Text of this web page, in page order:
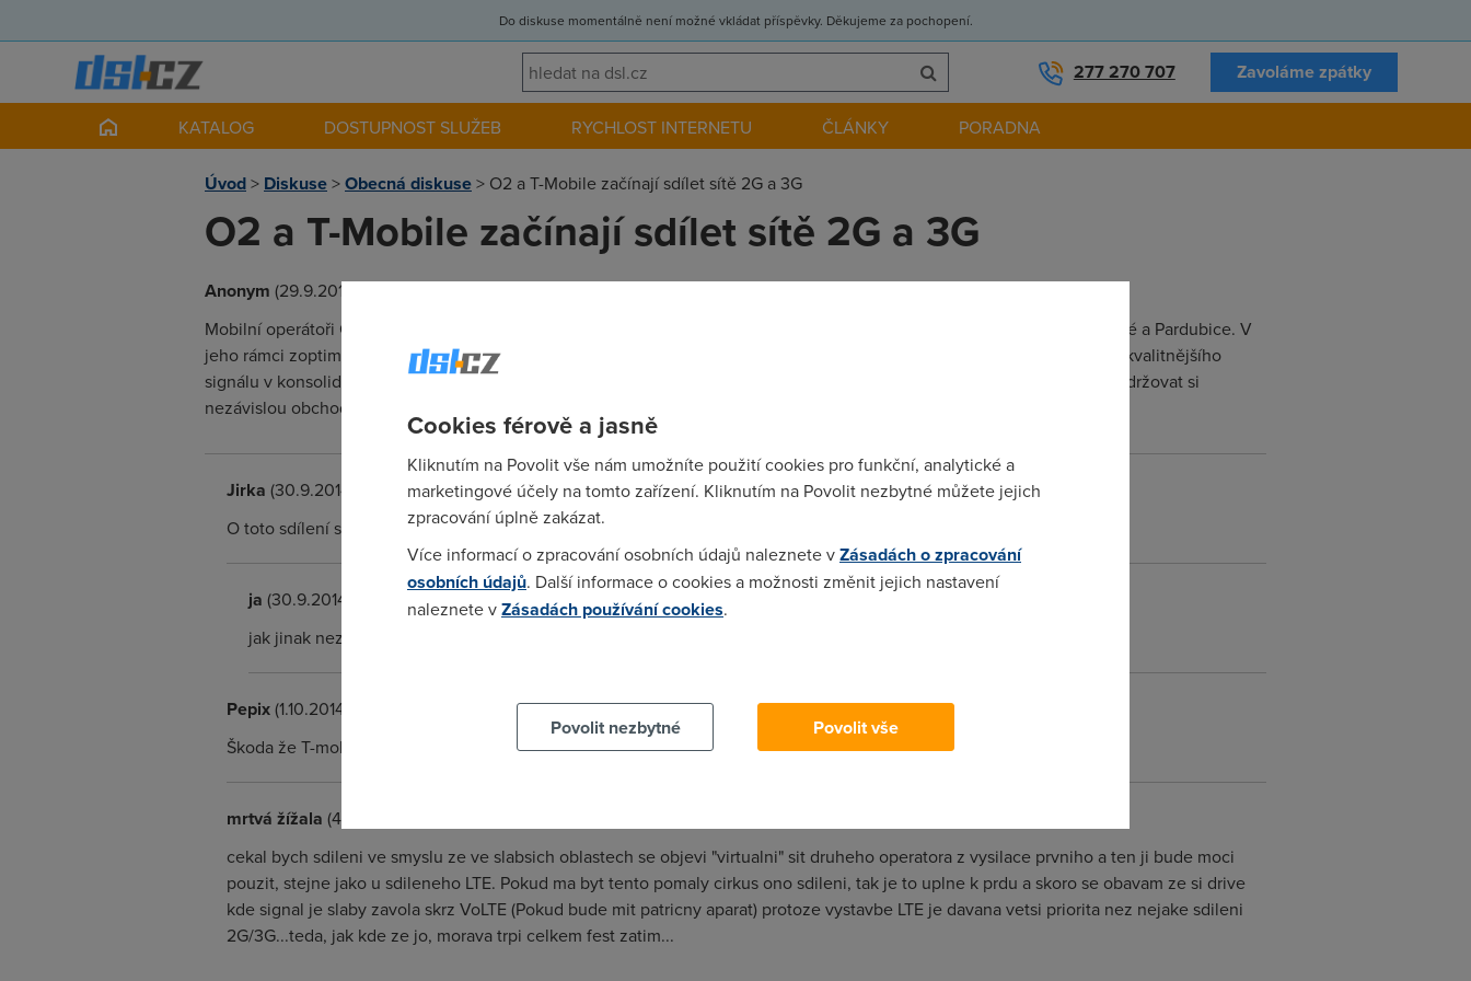
Do diskuse momentálně není možné vkládat příspěvky. Děkujeme za pochopení.
277 270 707 Zavoláme zpátky
KATALOG DOSTUPNOST SLUŽEB RYCHLOST INTERNETU ČLÁNKY PORADNA
Úvod> Diskuse>Obecná diskuse> O2 a T-Mobile začínají sdílet sítě 2G a 3G
O2 a T-Mobile začínají sdílet sítě 2G a 3G
Anonym (29.9.2014 00:00:00)
Mobilní operátoři O2 a T-Mobile začaly se sdílením stávajících mobilních sítí 2G a 3G, a to v částech okresů Hradec Králové a Pardubice. V
jeho rámci zoptimalizují své 2G a 3G sítě, přepnou je do sdíleného režimu a následně je začnou ladit pro dosažení co nejkvalitnějšího
signálu v konsolidovaných oblastech. Oba operátoři přitom budou i nadále využívat svou vlastní síťovou infrastrukturu a udržovat si
nezávislou obchodní strategii.
Jirka (30.9.2014 18:28:40)
O toto sdílení se nakonec zajímal i Vodafone. Zajímalo by mě, jak to dopadlo.
ja (30.9.2014 20:57:40)
jak jinak nez prohral
Pepix(1.10.2014 20:12:25)
Škoda že T-mobile s O2 nesdílejí sítě kolem měst jako je Jablonec Liberec.
mrtvá žížala (4.10.2014 00:57:51)
cekal bych sdileni ve smyslu ze ve slabsich oblastech se objevi "virtualni" sit druheho operatora z vysilace prvniho a ten ji bude moci
pouzit, stejne jako u sdileneho LTE. Pokud ma byt tento pomaly cirkus ono sdileni, tak je to uplne k prdu a skoro se obavam ze si drive
kde signal je slaby zavola skrz VoLTE (Pokud bude mit patricny aparat) protoze vystavbe LTE je davana vetsi priorita nez nejake sdileni
2G/3G...teda, jak kde ze jo, morava trpi celkem fest zatim...
Cookies férově a jasně
Kliknutím na Povolit vše nám umožníte použití cookies pro funkční, analytické a
marketingové účely na tomto zařízení. Kliknutím na Povolit nezbytné můžete jejich
zpracování úplně zakázat.
Více informací o zpracování osobních údajů naleznete vZásadách o zpracování
osobních údajů. Další informace o cookies a možnosti změnit jejich nastavení
naleznete vZásadách používání cookies.
Povolit nezbytné
Povolit vše